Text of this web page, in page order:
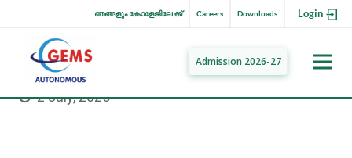
Login
Downloads
Careers
ഞങ്ങളും കോളേജിലേക്ക്
Admission 2026-27
2 July, 2025